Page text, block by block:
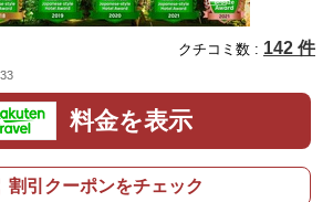
クチコミ数 : 142 件
料金を表示
割引クーポンをチェック